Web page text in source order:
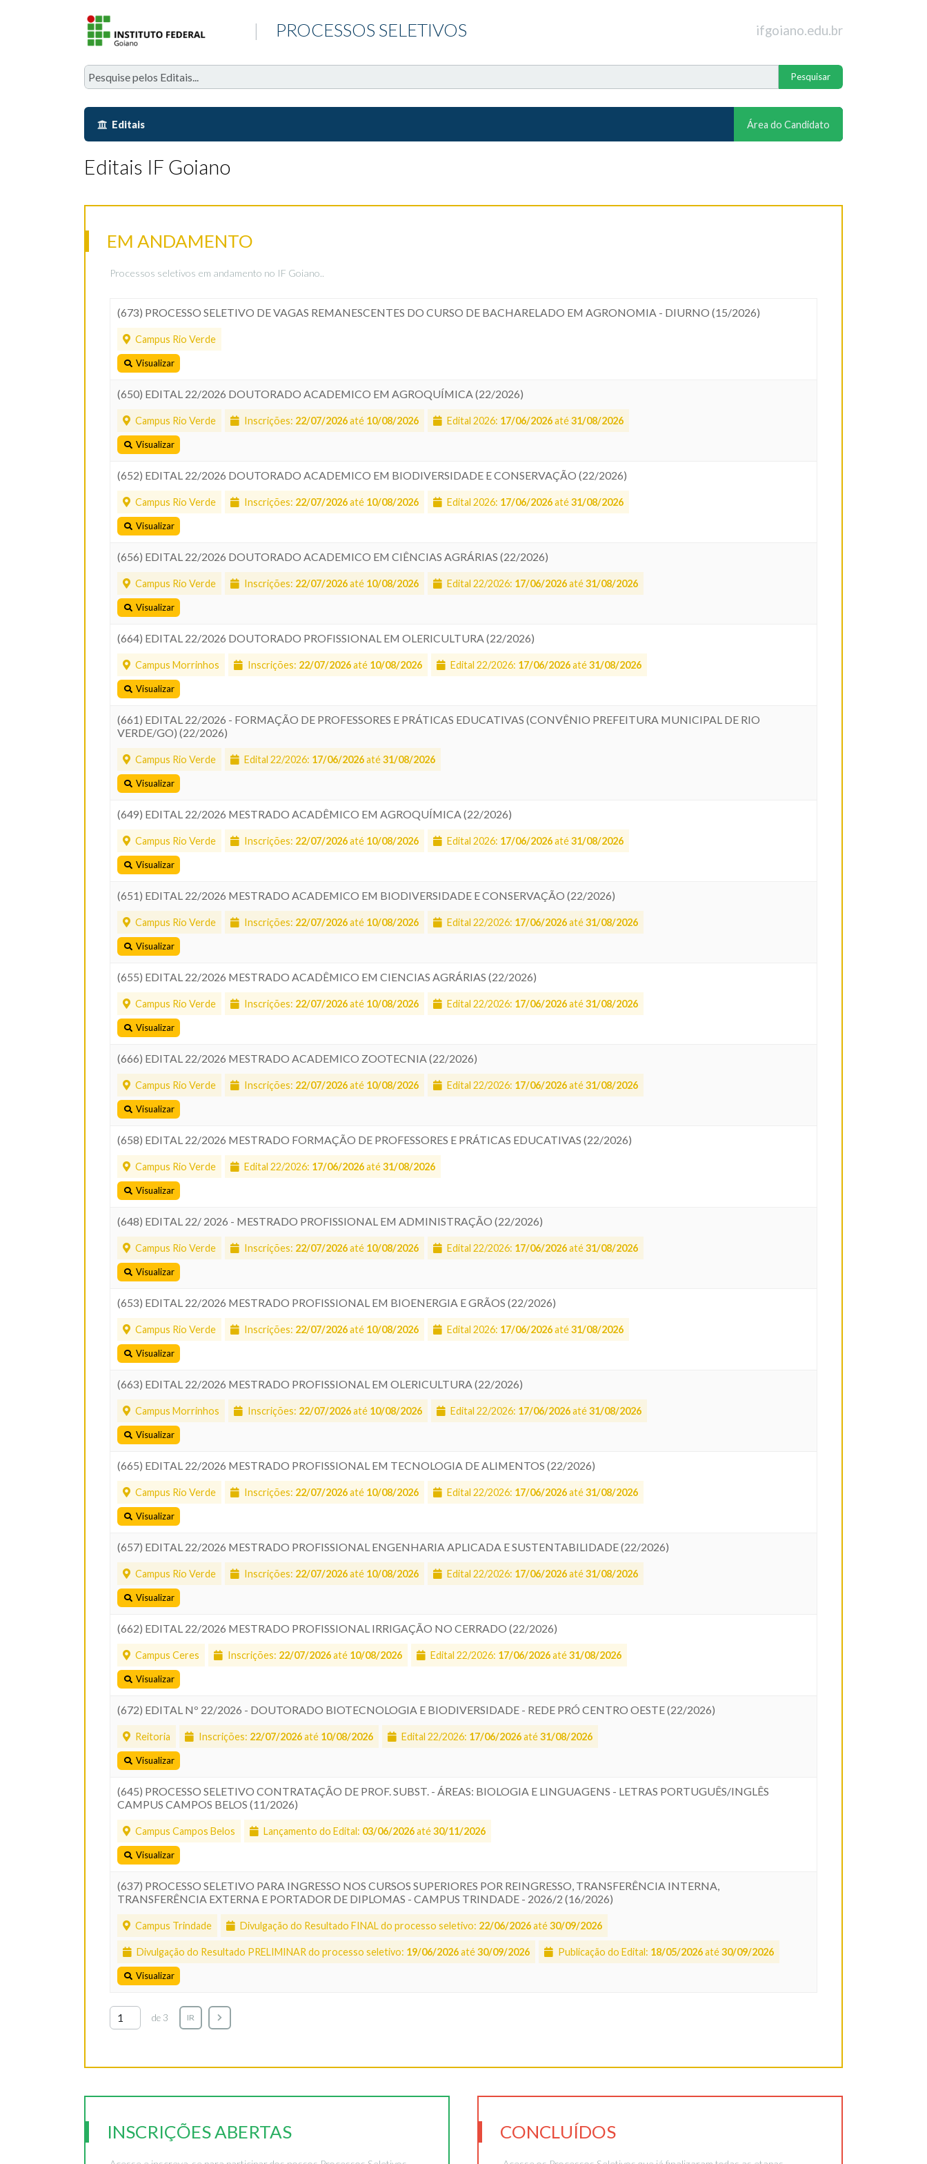
| PROCESSOS SELETIVOS ifgoiano.edu.br
Editais Área do Candidato
Editais IF Goiano
EM ANDAMENTO
Processos seletivos em andamento no IF Goiano..
(673) PROCESSO SELETIVO DE VAGAS REMANESCENTES DO CURSO DE BACHARELADO EM AGRONOMIA - DIURNO (15/2026)
Campus Rio Verde
Visualizar
(650) EDITAL 22/2026 DOUTORADO ACADEMICO EM AGROQUÍMICA (22/2026)
Campus Rio Verde Inscrições: 22/07/2026até 10/08/2026 Edital 2026: 17/06/2026até31/08/2026
Visualizar
(652) EDITAL 22/2026 DOUTORADO ACADEMICO EM BIODIVERSIDADE E CONSERVAÇÃO (22/2026)
Campus Rio Verde Inscrições: 22/07/2026até 10/08/2026 Edital 2026: 17/06/2026até31/08/2026
Visualizar
(656) EDITAL 22/2026 DOUTORADO ACADEMICO EM CIÊNCIAS AGRÁRIAS (22/2026)
Campus Rio Verde Inscrições: 22/07/2026até 10/08/2026 Edital 22/2026: 17/06/2026até31/08/2026
Visualizar
(664) EDITAL 22/2026 DOUTORADO PROFISSIONAL EM OLERICULTURA (22/2026)
Campus Morrinhos Inscrições: 22/07/2026até 10/08/2026 Edital 22/2026: 17/06/2026até31/08/2026
Visualizar
(661) EDITAL 22/2026 - FORMAÇÃO DE PROFESSORES E PRÁTICAS EDUCATIVAS (CONVÊNIO PREFEITURA MUNICIPAL DE RIO
VERDE/GO) (22/2026)
Campus Rio Verde Edital 22/2026: 17/06/2026até31/08/2026
Visualizar
(649) EDITAL 22/2026 MESTRADO ACADÊMICO EM AGROQUÍMICA (22/2026)
Campus Rio Verde Inscrições: 22/07/2026até 10/08/2026 Edital 2026: 17/06/2026até31/08/2026
Visualizar
(651) EDITAL 22/2026 MESTRADO ACADEMICO EM BIODIVERSIDADE E CONSERVAÇÃO (22/2026)
Campus Rio Verde Inscrições: 22/07/2026até 10/08/2026 Edital 22/2026: 17/06/2026até31/08/2026
Visualizar
(655) EDITAL 22/2026 MESTRADO ACADÊMICO EM CIENCIAS AGRÁRIAS (22/2026)
Campus Rio Verde Inscrições: 22/07/2026até 10/08/2026 Edital 22/2026: 17/06/2026até31/08/2026
Visualizar
(666) EDITAL 22/2026 MESTRADO ACADEMICO ZOOTECNIA (22/2026)
Campus Rio Verde Inscrições: 22/07/2026até 10/08/2026 Edital 22/2026: 17/06/2026até31/08/2026
Visualizar
(658) EDITAL 22/2026 MESTRADO FORMAÇÃO DE PROFESSORES E PRÁTICAS EDUCATIVAS (22/2026)
Campus Rio Verde Edital 22/2026: 17/06/2026até31/08/2026
Visualizar
(648) EDITAL 22/ 2026 - MESTRADO PROFISSIONAL EM ADMINISTRAÇÃO (22/2026)
Campus Rio Verde Inscrições: 22/07/2026até 10/08/2026 Edital 22/2026: 17/06/2026até31/08/2026
Visualizar
(653) EDITAL 22/2026 MESTRADO PROFISSIONAL EM BIOENERGIA E GRÃOS (22/2026)
Campus Rio Verde Inscrições: 22/07/2026até 10/08/2026 Edital 2026: 17/06/2026até31/08/2026
Visualizar
(663) EDITAL 22/2026 MESTRADO PROFISSIONAL EM OLERICULTURA (22/2026)
Campus Morrinhos Inscrições: 22/07/2026até 10/08/2026 Edital 22/2026: 17/06/2026até31/08/2026
Visualizar
(665) EDITAL 22/2026 MESTRADO PROFISSIONAL EM TECNOLOGIA DE ALIMENTOS (22/2026)
Campus Rio Verde Inscrições: 22/07/2026até 10/08/2026 Edital 22/2026: 17/06/2026até31/08/2026
Visualizar
(657) EDITAL 22/2026 MESTRADO PROFISSIONAL ENGENHARIA APLICADA E SUSTENTABILIDADE (22/2026)
Campus Rio Verde Inscrições: 22/07/2026até 10/08/2026 Edital 22/2026: 17/06/2026até31/08/2026
Visualizar
(662) EDITAL 22/2026 MESTRADO PROFISSIONAL IRRIGAÇÃO NO CERRADO (22/2026)
Campus Ceres Inscrições: 22/07/2026até 10/08/2026 Edital 22/2026: 17/06/2026até31/08/2026
Visualizar
(672) EDITAL Nº 22/2026 - DOUTORADO BIOTECNOLOGIA E BIODIVERSIDADE - REDE PRÓ CENTRO OESTE (22/2026)
Reitoria Inscrições: 22/07/2026até 10/08/2026 Edital 22/2026: 17/06/2026até31/08/2026
Visualizar
(645) PROCESSO SELETIVO CONTRATAÇÃO DE PROF. SUBST. - ÁREAS: BIOLOGIA E LINGUAGENS - LETRAS PORTUGUÊS/INGLÊS
CAMPUS CAMPOS BELOS (11/2026)
Campus Campos Belos Lançamento do Edital: 03/06/2026até30/11/2026
Visualizar
(637) PROCESSO SELETIVO PARA INGRESSO NOS CURSOS SUPERIORES POR REINGRESSO, TRANSFERÊNCIA INTERNA,
TRANSFERÊNCIA EXTERNA E PORTADOR DE DIPLOMAS - CAMPUS TRINDADE - 2026/2 (16/2026)
Campus Trindade Divulgação do Resultado FINAL do processo seletivo: 22/06/2026até30/09/2026
Divulgação do Resultado PRELIMINAR do processo seletivo: 19/06/2026até30/09/2026 Publicação do Edital: 18/05/2026até30/09/2026
Visualizar
de 3 IR
INSCRIÇÕES ABERTAS CONCLUÍDOS